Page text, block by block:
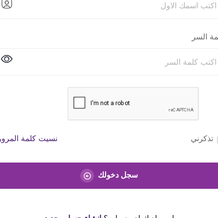
السر
تذكرني نسيت كلمة
سجل دخولك